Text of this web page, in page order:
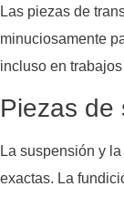
Las piezas de
minuciosamente
incluso en
Piezas de
La suspensión y
exactas. La